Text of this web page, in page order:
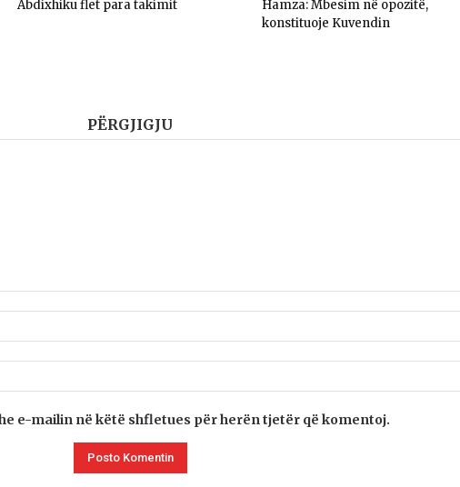
Abdixhiku flet para takimit
Hamza: Mbesim në opozitë,
konstituoje Kuvendin
PËRGJIGJU
e-mailin në këtë shfletues për herën tjetër që komentoj.